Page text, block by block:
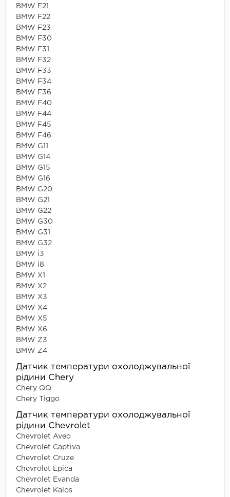
BMW F21
BMW F22
BMW F23
BMW F30
BMW F31
BMW F32
BMW F33
BMW F34
BMW F36
BMW F40
BMW F44
BMW F45
BMW F46
BMW G11
BMW G14
BMW G15
BMW G16
BMW G20
BMW G21
BMW G22
BMW G30
BMW G31
BMW G32
BMW i3
BMW i8
BMW X1
BMW X2
BMW X3
BMW X4
BMW X5
BMW X6
BMW Z3
BMW Z4
Датчик температури охолоджувальної
рідини Chery
Chery QQ
Chery Tiggo
Датчик температури охолоджувальної
рідини Chevrolet
Chevrolet Aveo
Chevrolet Captiva
Chevrolet Cruze
Chevrolet Epica
Chevrolet Evanda
Chevrolet Kalos